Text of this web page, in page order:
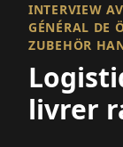
INTERVIEW
GÉNÉRAL DE
ZUBEHÖR
livrer